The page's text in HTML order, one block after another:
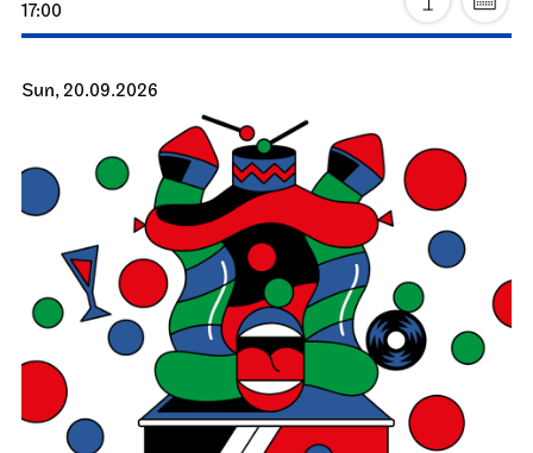
17:00
Sun, 20.09.2026